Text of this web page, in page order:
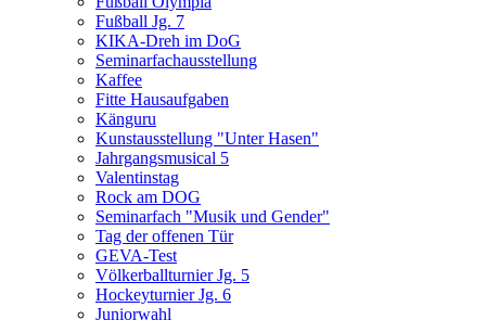
Fußball Jg. 7
KIKA-Dreh im DoG
Seminarfachausstellung
Kaffee
Fitte Hausaufgaben
Känguru
Kunstausstellung "Unter Hasen"
Jahrgangsmusical 5
Valentinstag
Rock am DOG
Seminarfach "Musik und Gender"
Tag der offenen Tür
GEVA-Test
Völkerballturnier Jg. 5
Hockeyturnier Jg. 6
Juniorwahl